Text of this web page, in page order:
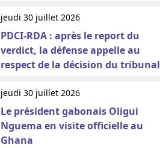
jeudi 30 juillet 2026
PDCI-RDA : après le report du
verdict, la défense appelle au
respect de la décision du tribunal
jeudi 30 juillet 2026
Le président gabonais Oligui
Nguema en visite officielle au
Ghana